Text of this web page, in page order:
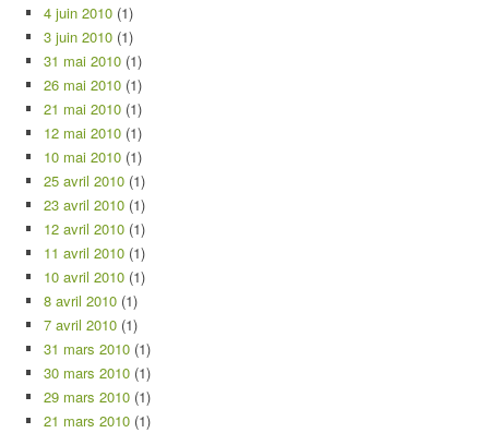
4 juin 2010 (1)
3 juin 2010 (1)
31 mai 2010 (1)
26 mai 2010 (1)
21 mai 2010 (1)
12 mai 2010 (1)
10 mai 2010 (1)
25 avril 2010 (1)
23 avril 2010 (1)
12 avril 2010 (1)
11 avril 2010 (1)
10 avril 2010 (1)
8 avril 2010 (1)
7 avril 2010 (1)
31 mars 2010 (1)
30 mars 2010 (1)
29 mars 2010 (1)
21 mars 2010 (1)